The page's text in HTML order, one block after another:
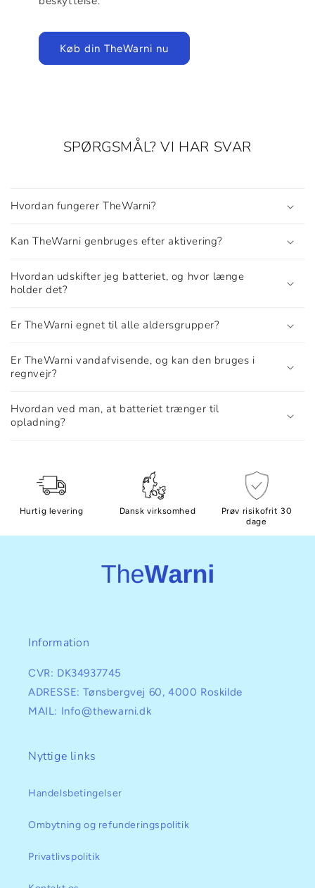
Køb din TheWarni nu
SPØRGSMÅL? VI HAR SVAR
Hvordan fungerer TheWarni?
Kan TheWarni genbruges efter aktivering?
Hvordan udskifter jeg batteriet, og hvor længe
holder det?
Er TheWarni egnet til alle aldersgrupper?
Er TheWarni vandafvisende, og kan den bruges i
regnvejr?
Hvordan ved man, at batteriet trænger til
opladning?
Hurtig levering Dansk virksomhed
Prøv risikofrit 30
dage
Information
CVR: DK34937745
ADRESSE: Tønsbergvej 60, 4000 Roskilde
MAIL: Info@thewarni.dk
Nyttige links
Handelsbetingelser
Ombytning og refunderingspolitik
Privatlivspolitik